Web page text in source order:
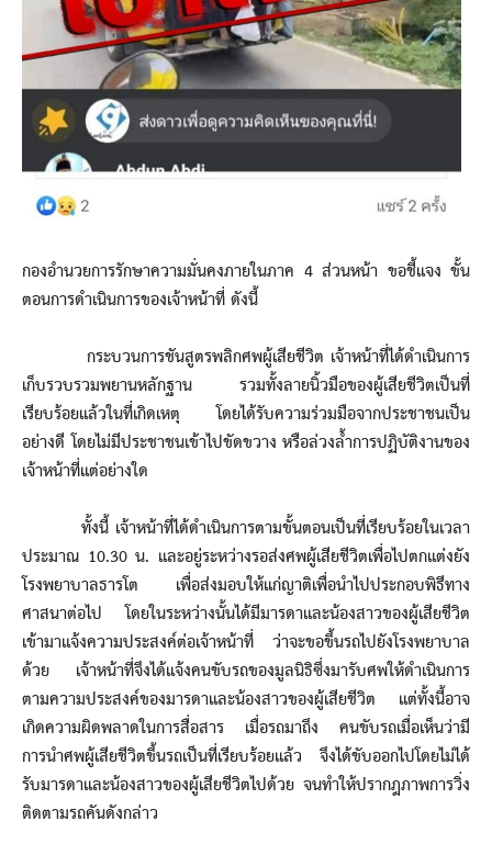
กองอำนวยการรักษาความมั่นคงภายในภาค 4 ส่วนหน้า ขอชี้แจง ขั้น
ตอนการดำเนินการของเจ้าหน้าที่ ดังนี้
กระบวนการชันสูตรพลิกศพผู้เสียชีวิต เจ้าหน้าที่ได้ดำเนินการ
เก็บรวบรวมพยานหลักฐาน รวมทั้งลายนิ้วมือของผู้เสียชีวิตเป็นที่
เรียบร้อยแล้วในที่เกิดเหตุ โดยได้รับความร่วมมือจากประชาชนเป็น
อย่างดี โดยไม่มีประชาชนเข้าไปขัดขวาง หรือล่วงล้ำการปฏิบัติงานของ
เจ้าหน้าที่แต่อย่างใด
ทั้งนี้ เจ้าหน้าที่ได้ดำเนินการตามขั้นตอนเป็นที่เรียบร้อยในเวลา
ประมาณ 10.30 น. และอยู่ระหว่างรอส่งศพผู้เสียชีวิตเพื่อไปตกแต่งยัง
โรงพยาบาลธารโต เพื่อส่งมอบให้แก่ญาติเพื่อนำไปประกอบพิธีทาง
ศาสนาต่อไป โดยในระหว่างนั้นได้มีมารดาและน้องสาวของผู้เสียชีวิต
เข้ามาแจ้งความประสงค์ต่อเจ้าหน้าที่ ว่าจะขอขึ้นรถไปยังโรงพยาบาล
ด้วย เจ้าหน้าที่จึงได้แจ้งคนขับรถของมูลนิธิซึ่งมารับศพให้ดำเนินการ
ตามความประสงค์ของมารดาและน้องสาวของผู้เสียชีวิต แต่ทั้งนี้อาจ
เกิดความผิดพลาดในการสื่อสาร เมื่อรถมาถึง คนขับรถเมื่อเห็นว่ามี
การนำศพผู้เสียชีวิตขึ้นรถเป็นที่เรียบร้อยแล้ว จึงได้ขับออกไปโดยไม่ได้
รับมารดาและน้องสาวของผู้เสียชีวิตไปด้วย จนทำให้ปรากฎภาพการวิ่ง
ติดตามรถคันดังกล่าว